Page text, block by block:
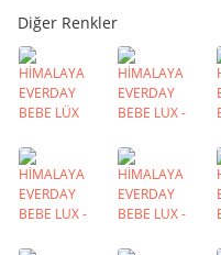
Diğer Renkler